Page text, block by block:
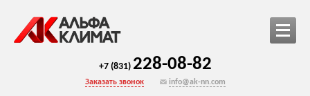
+7 (831) 228-08-82
Заказать звонок info@ak-nn.com